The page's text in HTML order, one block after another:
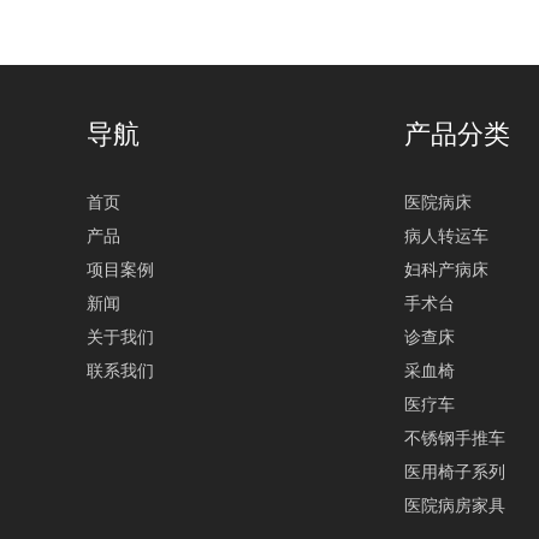
导航
首页
产品
项目案例
新闻
关于我们
联系我们
产品分类
医院病床
病人转运车
妇科产病床
手术台
诊查床
采血椅
医疗车
不锈钢手推车
医用椅子系列
医院病房家具